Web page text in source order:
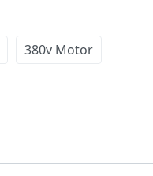
380v Motor